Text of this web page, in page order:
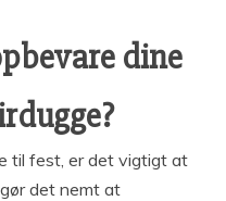
dine
til fest, er det vigtigt at
det nemt at